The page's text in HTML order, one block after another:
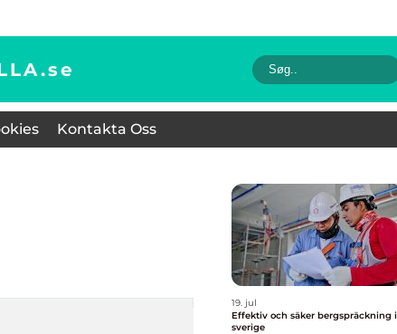
se
Kontakta Oss
19. jul
Effektiv och säker bergspräckning i
sverige